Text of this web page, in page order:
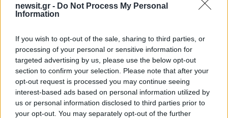
newsit.gr - Do Not Process My Personal
Information
If you wish to opt-out of the sale, sharing to third parties, or
processing of your personal or sensitive information for
targeted advertising by us, please use the below opt-out
section to confirm your selection. Please note that after your
opt-out request is processed you may continue seeing
interest-based ads based on personal information utilized by
us or personal information disclosed to third parties prior to
your opt-out. You may separately opt-out of the further
Αν τα χάσατε